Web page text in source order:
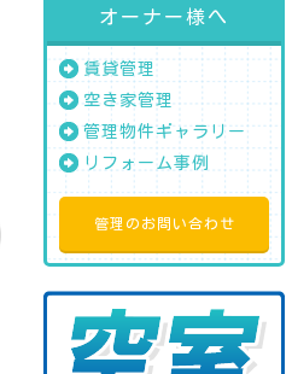
オーナー様へ
賃貸管理
空き家管理
管理物件ギャラリー
リフォーム事例
管理のお問い合わせ